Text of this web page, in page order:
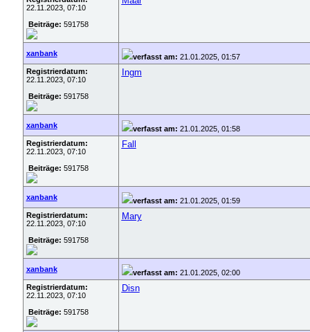
22.11.2023, 07:10
Beiträge: 591758
xanbank verfasst am: 21.01.2025, 01:57
Registrierdatum:
22.11.2023, 07:10
Beiträge: 591758
Ingm
xanbank verfasst am: 21.01.2025, 01:58
Registrierdatum:
22.11.2023, 07:10
Beiträge: 591758
Fall
xanbank verfasst am: 21.01.2025, 01:59
Registrierdatum:
22.11.2023, 07:10
Beiträge: 591758
Mary
xanbank verfasst am: 21.01.2025, 02:00
Registrierdatum:
22.11.2023, 07:10
Beiträge: 591758
Disn